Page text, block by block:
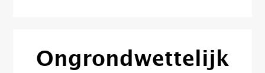
Ongrondwettelijk